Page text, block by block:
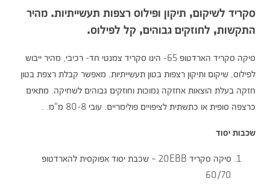
סקריד לשיקום, תיקון ופילוס רצפות תעשייתיות. מהיר
התקשות, לחוזקים גבוהים, קל לפילוס.
סיקה סקריד הארדטופ 65- הינו סקריד צמנטי חד- רכיבי, מהיר ייבוש
לפילוס, שיקום ותיקון רצפות בטון תעשייתיות. מאפשר קבלת רצפת בטון
חזקה בעלת הוצאות אחזקה נמוכות וחוזקים גבוהים לשחיקה. מתאים
כרצפה סופית או כתשתית לציפויים פולימריים. עובי 80-8 מ"מ. .
שכבות יסוד
סיקה סקריד 20EBB – שכבת יסוד אפוקסית להארדטופ
60/70